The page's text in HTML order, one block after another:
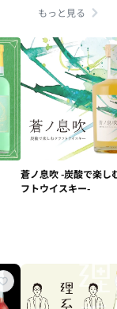
もっと見る
蒼ノ息吹 -炭酸で楽し
フトウイスキー-